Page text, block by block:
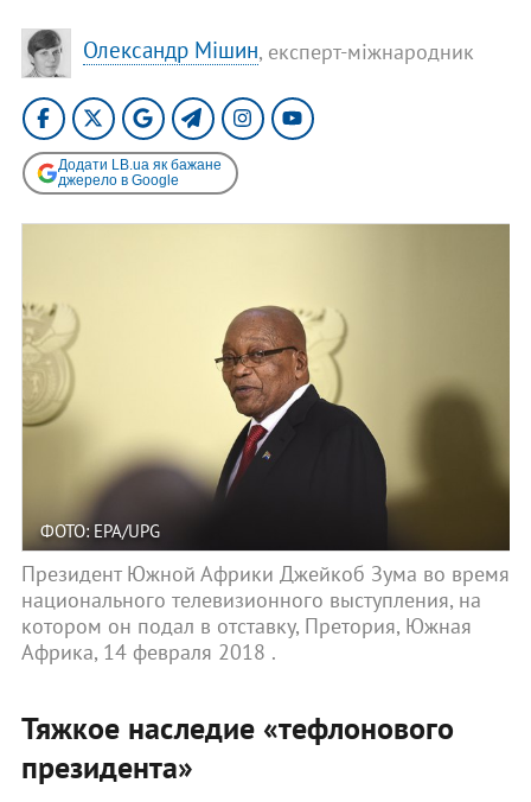
Олександр Мішин, експерт-міжнародник
Додати LB.ua як бажане
джерело в Google
ФОТО: EPA/UPG
Президент Южной Африки Джейкоб Зума во время
национального телевизионного выступления, на
котором он подал в отставку, Претория, Южная
Африка, 14 февраля 2018 .
Тяжкое наследие «тефлонового
президента»